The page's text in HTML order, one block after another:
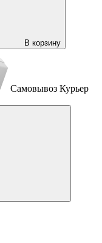
В корзину
Самовывоз Курьер